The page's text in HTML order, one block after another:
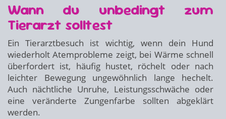
Wann du unbedingt zum
Tierarzt solltest
Ein Tierarztbesuch ist wichtig, wenn dein Hund
wiederholt Atemprobleme zeigt, bei Wärme schnell
überfordert ist, häufig hustet, röchelt oder nach
leichter Bewegung ungewöhnlich lange hechelt.
Auch nächtliche Unruhe, Leistungsschwäche oder
eine veränderte Zungenfarbe sollten abgeklärt
werden.